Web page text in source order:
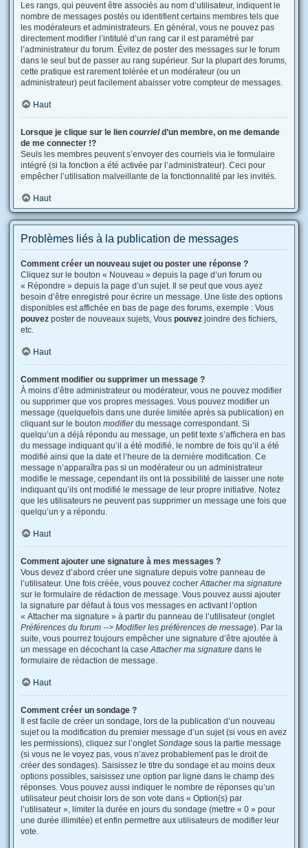
Les rangs, qui peuvent être associés au nom d’utilisateur, indiquent le
nombre de messages postés ou identifient certains membres tels que
les modérateurs et administrateurs. En général, vous ne pouvez pas
directement modifier l’intitulé d’un rang car il est paramétré par
l’administrateur du forum. Évitez de poster des messages sur le forum
dans le seul but de passer au rang supérieur. Sur la plupart des forums,
cette pratique est rarement tolérée et un modérateur (ou un
administrateur) peut facilement abaisser votre compteur de messages.
Haut
Lorsque je clique sur le lien courrield’un membre, on me demande
de me connecter !?
Seuls les membres peuvent s’envoyer des courriels via le formulaire
intégré (si la fonction a été activée par l’administrateur). Ceci pour
empêcher l’utilisation malveillante de la fonctionnalité par les invités.
Haut
Problèmes liés à la publication de messages
Comment créer un nouveau sujet ou poster une réponse ?
Cliquez sur le bouton « Nouveau » depuis la page d’un forum ou
« Répondre » depuis la page d’un sujet. Il se peut que vous ayez
besoin d’être enregistré pour écrire un message. Une liste des options
disponibles est affichée en bas de page des forums, exemple : Vous
pouvez poster de nouveaux sujets, Vous pouvez joindre des fichiers,
etc.
Haut
Comment modifier ou supprimer un message ?
À moins d’être administrateur ou modérateur, vous ne pouvez modifier
ou supprimer que vos propres messages. Vous pouvez modifier un
message (quelquefois dans une durée limitée après sa publication) en
cliquant sur le bouton modifierdu message correspondant. Si
quelqu’un a déjà répondu au message, un petit texte s’affichera en bas
du message indiquant qu’il a été modifié, le nombre de fois qu’il a été
modifié ainsi que la date et l’heure de la dernière modification. Ce
message n’apparaîtra pas si un modérateur ou un administrateur
modifie le message, cependant ils ont la possibilité de laisser une note
indiquant qu’ils ont modifié le message de leur propre initiative. Notez
que les utilisateurs ne peuvent pas supprimer un message une fois que
quelqu’un y a répondu.
Haut
Comment ajouter une signature à mes messages ?
Vous devez d’abord créer une signature depuis votre panneau de
l’utilisateur. Une fois créée, vous pouvez cocherAttacher ma signature
sur le formulaire de rédaction de message. Vous pouvez aussi ajouter
la signature par défaut à tous vos messages en activant l’option
« Attacher ma signature » à partir du panneau de l’utilisateur (onglet
Préférences du forum --> Modifier les préférences de message). Par la
suite, vous pourrez toujours empêcher une signature d’être ajoutée à
un message en décochant la caseAttacher ma signature dans le
formulaire de rédaction de message.
Haut
Comment créer un sondage ?
Il est facile de créer un sondage, lors de la publication d’un nouveau
sujet ou la modification du premier message d’un sujet (si vous en avez
les permissions), cliquez sur l’ongletSondage sous la partie message
(si vous ne le voyez pas, vous n’avez probablement pas le droit de
créer des sondages). Saisissez le titre du sondage et au moins deux
options possibles, saisissez une option par ligne dans le champ des
réponses. Vous pouvez aussi indiquer le nombre de réponses qu’un
utilisateur peut choisir lors de son vote dans « Option(s) par
l’utilisateur », limiter la durée en jours du sondage (mettre « 0 » pour
une durée illimitée) et enfin permettre aux utilisateurs de modifier leur
vote.